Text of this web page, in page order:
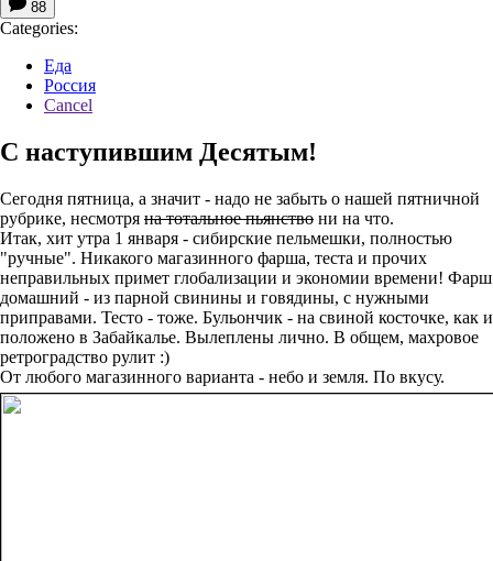
88
Categories:
Еда
Россия
Cancel
С наступившим Десятым!
Сегодня пятница, а значит - надо не забыть о нашей пятничной
рубрике, несмотря на тотальное пьянство ни на что.
Итак, хит утра 1 января - сибирские пельмешки, полностью
"ручные". Никакого магазинного фарша, теста и прочих
неправильных примет глобализации и экономии времени! Фарш
домашний - из парной свинины и говядины, с нужными
приправами. Тесто - тоже. Бульончик - на свиной косточке, как и
положено в Забайкалье. Вылеплены лично. В общем, махровое
ретроградство рулит :)
От любого магазинного варианта - небо и земля. По вкусу.